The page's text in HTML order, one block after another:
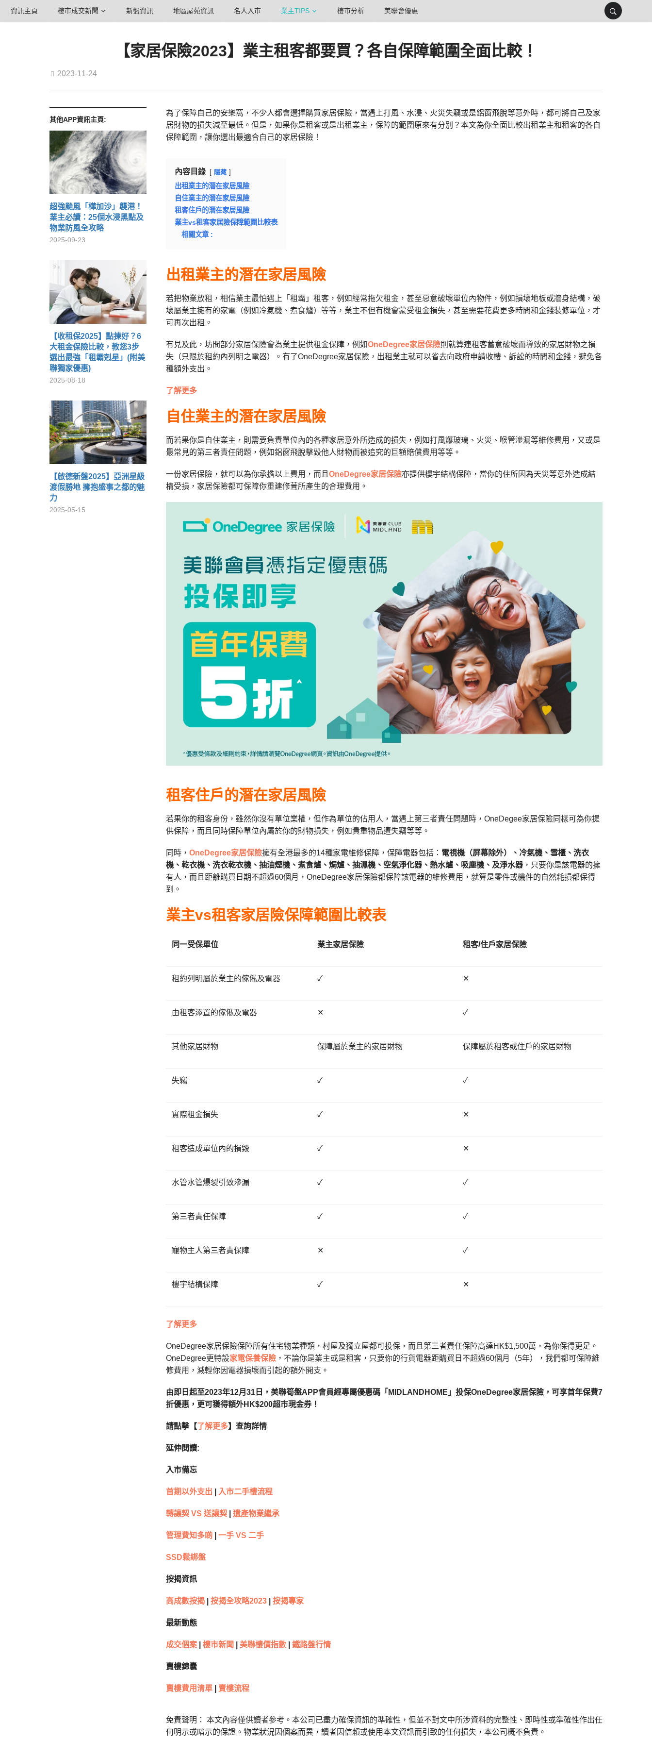
資訊主頁 樓市成交新聞 新盤資訊 地區屋苑資訊 名人入市 業主TIPS 樓市分析 美聯會優惠
【家居保險2023】業主租客都要買？各自保障範圍全面比較！
2023-11-24
其他APP資訊主頁:
超強颱風「樺加沙」襲港！
業主必讀：25個水浸黑點及
物業防風全攻略
2025-09-23
【收租保2025】點揀好？6
大租金保險比較，教您3步
選出最強「租霸剋星」(附美
聯獨家優惠)
2025-08-18
【啟德新盤2025】亞洲星級
渡假勝地 擁抱盛事之都的魅
力
2025-05-15
為了保障自己的安樂窩，不少人都會選擇購買家居保險，當遇上打風、水浸、火災失竊或是鋁窗飛脫等意外時，都可將自己及家
居財物的損失減至最低。但是，如果你是租客或是出租業主，保障的範圍原來有分別？本文為你全面比較出租業主和租客的各自
保障範圍，讓你選出最適合自己的家居保險！
內容目錄 隱藏
出租業主的潛在家居風險
自住業主的潛在家居風險
租客住戶的潛在家居風險
業主vs租客家居險保障範圍比較表
相關文章 :
出租業主的潛在家居風險
若把物業放租，相信業主最怕遇上「租霸」租客，例如經常拖欠租金，甚至惡意破壞單位內物件，例如損壞地板或牆身結構，破
壞屬業主擁有的家電（例如冷氣機、煮食爐）等等，業主不但有機會蒙受租金損失，甚至需要花費更多時間和金錢裝修單位，才
可再次出租。
有見及此，坊間部分家居保險會為業主提供租金保障，例如OneDegree家居保險則就算連租客蓄意破壞而導致的家居財物之損
失（只限於租約內列明之電器）。有了OneDegree家居保險，出租業主就可以省去向政府申請收樓、訴訟的時間和金錢，避免各
種額外支出。
了解更多
自住業主的潛在家居風險
而若果你是自住業主，則需要負責單位內的各種家居意外所造成的損失，例如打風爆玻璃、火災、喉管滲漏等維修費用，又或是
最常見的第三者責任問題，例如鋁窗飛脫擊毀他人財物而被追究的巨額賠償費用等等。
一份家居保險，就可以為你承擔以上費用，而且 OneDegree家居保險亦提供樓宇結構保障，當你的住所因為天災等意外造成結
構受損，家居保險都可保障你重建修葺所產生的合理費用。
租客住戶的潛在家居風險
若果你的租客身份，雖然你沒有單位業權，但作為單位的佔用人，當遇上第三者責任問題時，OneDegee家居保險同樣可為你提
供保障，而且同時保障單位內屬於你的財物損失，例如貴重物品遭失竊等等。
同時， OneDegree家居保險擁有全港最多的14種家電維修保障，保障電器包括： 電視機（屏幕除外）、冷氣機、雪櫃、洗衣
機、乾衣機、洗衣乾衣機、抽油煙機、煮食爐、焗爐、抽濕機、空氣淨化器、熱水爐、吸塵機、及淨水器 ，只要你是該電器的擁
有人，而且距離購買日期不超過60個月，OneDegree家居保險都保障該電器的維修費用，就算是零件或機件的自然耗損都保得
到。
業主vs租客家居險保障範圍比較表
同一受保單位 業主家居保險 租客/住戶家居保險
租約列明屬於業主的傢俬及電器 ✓ ✕
由租客添置的傢俬及電器 ✕ ✓
其他家居財物 保障屬於業主的家居財物 保障屬於租客或住戶的家居財物
失竊 ✓ ✓
實際租金損失 ✓ ✕
租客造成單位內的損毀 ✓ ✕
水管水管爆裂引致滲漏 ✓ ✓
第三者責任保障 ✓ ✓
寵物主人第三者責保障 ✕ ✓
樓宇結構保障 ✓ ✕
了解更多
OneDegree家居保險保障所有住宅物業種類，村屋及獨立屋都可投保，而且第三者責任保障高達HK$1,500萬，為你保得更足。
OneDegree更特設家電保養保險 ，不論你是業主或是租客，只要你的行貨電器距購買日不超過60個月（5年），我們都可保障維
修費用，減輕你因電器損壞而引起的額外開支。
由即日起至2023年12月31日，美聯筍盤APP會員經專屬優惠碼「MIDLANDHOME」投保OneDegree家居保險，可享首年保費7
折優惠，更可獲得額外HK$200超市現金券！
請點擊【了解更多】查詢詳情
延伸閱讀:
入市備忘
首期以外支出 入市二手樓流程
轉讓契 VS 送讓契 遺產物業繼承
管理費知多啲 一手 VS 二手
SSD鬆綁盤
按揭資訊
高成數按揭 按揭全攻略2023 按揭專家
最新動態
成交個案 樓市新聞 美聯樓價指數 鐵路盤行情
賣樓錦囊
賣樓費用清單 賣樓流程
免責聲明： 本文內容僅供讀者參考。本公司已盡力確保資訊的準確性，但並不對文中所涉資料的完整性、即時性或準確性作出任
何明示或暗示的保證。物業狀況因個案而異，讀者因信賴或使用本文資訊而引致的任何損失，本公司概不負責。